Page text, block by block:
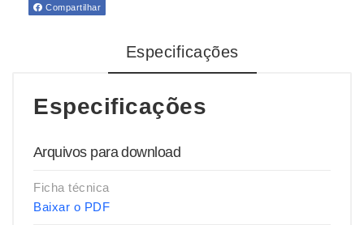
Compartilhar
Especificações
Especificações
Arquivos para download
Ficha técnica
Baixar o PDF